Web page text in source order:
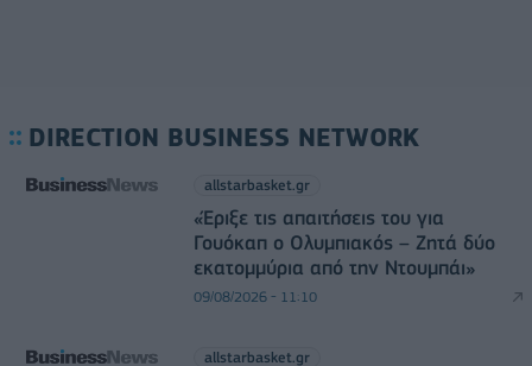
DIRECTION BUSINESS NETWORK
allstarbasket.gr
«Έριξε τις απαιτήσεις του για
Γουόκαπ ο Ολυμπιακός – Ζητά δύο
εκατομμύρια από την Ντουμπάι»
09/08/2026 - 11:10
allstarbasket.gr